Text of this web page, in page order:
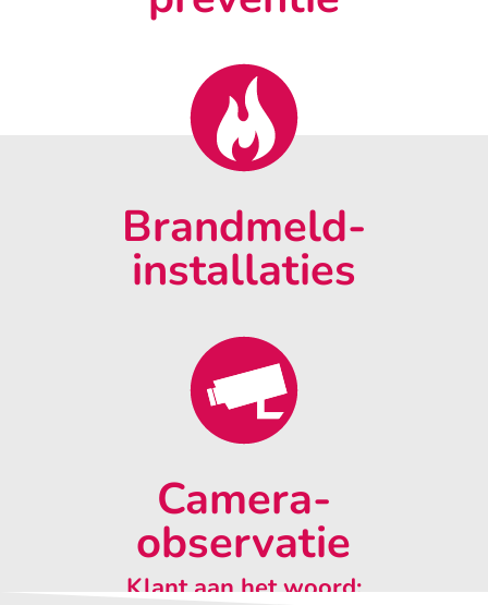
Brandmeld-
installaties
Camera-
observatie
Klant aan het woord: